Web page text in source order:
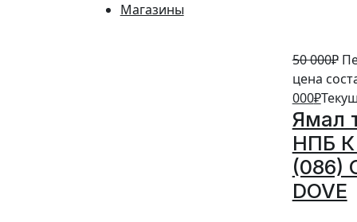
Магазины
50 000₽
цена
000₽
Ямал
НПБ К
(086)
DOVE